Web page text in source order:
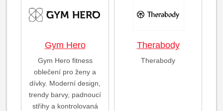
Gym Hero
Gym Hero fitness
oblečení pro ženy a
dívky. Moderní design,
trendy barvy, padnoucí
střihy a kontrolovaná
Therabody
Therabody